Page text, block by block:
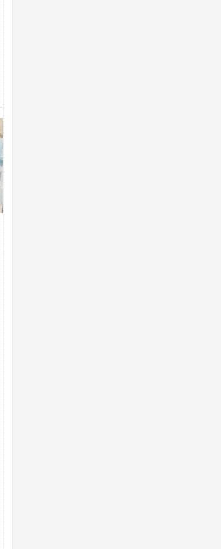
В окупованій Ялті повідомляють